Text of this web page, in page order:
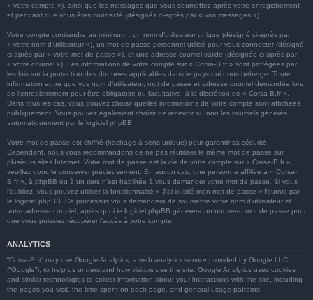
« votre compte »), ainsi que les messages que vous soumettez après votre enregistrement
et pendant que vous êtes connecté (désignés ci-après par « vos messages »).
Votre compte contiendra au minimum : un nom d’utilisateur unique (désigné ci-après par
« votre nom d’utilisateur »), un mot de passe personnel utilisé pour vous connecter (désigné
ci-après par « votre mot de passe »), et une adresse courriel valide (désignée ci-après par
« votre courriel »). Les informations de votre compte sur « Corsa-B.fr » sont protégées par
les lois sur la protection des données applicables dans le pays qui nous héberge. Toute
information autre que vos nom d’utilisateur, mot de passe et adresse courriel demandée lors
de l’enregistrement peut être obligatoire ou facultative, à la discrétion de « Corsa-B.fr ».
Dans tous les cas, vous pouvez choisir quelles informations de votre compte sont affichées
publiquement. Vous pouvez également choisir de recevoir ou non les courriels générés
automatiquement par le logiciel phpBB.
Votre mot de passe est chiffré (hachage à sens unique) pour garantir sa sécurité.
Cependant, nous vous recommandons de ne pas réutiliser le même mot de passe sur
plusieurs sites Internet. Votre mot de passe est la clé de votre compte sur « Corsa-B.fr »,
veuillez donc le conserver précieusement. En aucun cas, une personne affiliée à « Corsa-
B.fr », à phpBB ou à un tiers n’est habilitée à vous demander votre mot de passe. Si vous
l’oubliez, vous pouvez utiliser la fonctionnalité « J’ai oublié mon mot de passe » fournie par
le logiciel phpBB. Ce processus vous demandera de soumettre votre nom d’utilisateur et
votre adresse courriel, après quoi le logiciel phpBB générera un nouveau mot de passe pour
que vous puissiez récupérer l’accès à votre compte.
ANALYTICS
“Corsa-B.fr” may use Google Analytics, a web analytics service provided by Google LLC
(“Google”), to help us understand how visitors use the site. Google Analytics uses cookies
and similar technologies to collect information about your interactions with the site, including
the pages you visit, the time spent on each page, and general usage patterns.